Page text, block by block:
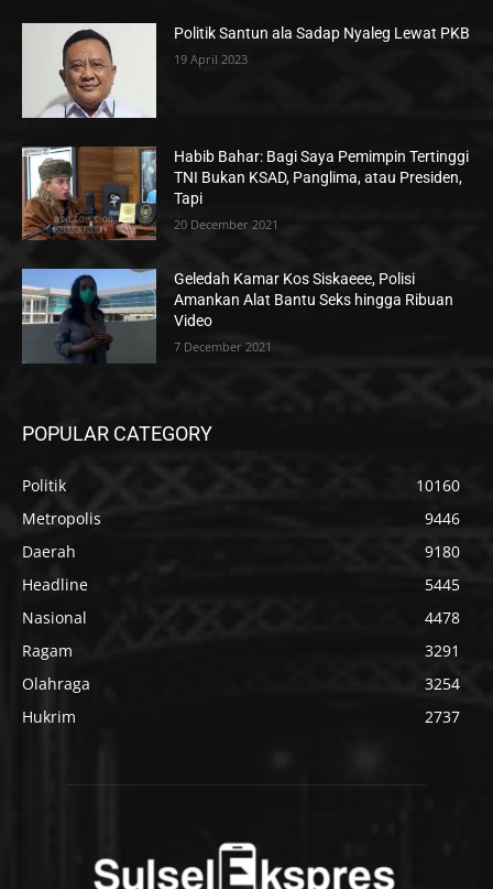
Politik Santun ala Sadap Nyaleg Lewat PKB
19 April 2023
Habib Bahar: Bagi Saya Pemimpin Tertinggi
TNI Bukan KSAD, Panglima, atau Presiden,
Tapi
20 December 2021
Geledah Kamar Kos Siskaeee, Polisi
Amankan Alat Bantu Seks hingga Ribuan
Video
7 December 2021
POPULAR CATEGORY
Politik
10160
Metropolis
9446
Daerah
9180
Headline
5445
Nasional
4478
Ragam
3291
Olahraga
3254
Hukrim
2737